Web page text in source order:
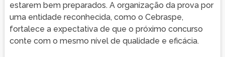
estarem bem preparados. A organização da prova por
uma entidade reconhecida, como o Cebraspe,
fortalece a expectativa de que o próximo concurso
conte com o mesmo nível de qualidade e eficácia.